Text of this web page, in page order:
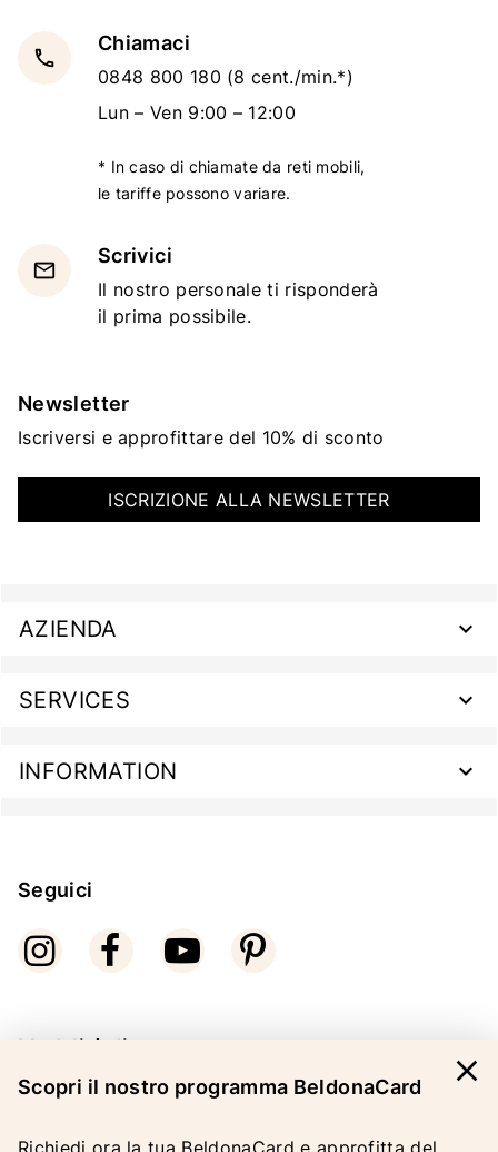
local_phone
Chiamaci
0848 800 180 (8 cent./min.*)
Lun – Ven 9:00 – 12:00
* In caso di chiamate da reti mobili,
le tariffe possono variare.
email
Scrivici
Il nostro personale ti risponderà
il prima possibile.
Newsletter
Iscriversi e approfittare del 10% di sconto
ISCRIZIONE ALLA NEWSLETTER
AZIENDA
SERVICES
INFORMATION
Seguici
Modalità di pagamento
Scopri il nostro programma BeldonaCard
Richiedi ora la tua BeldonaCard e approfitta del
close